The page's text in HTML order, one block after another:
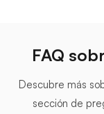
FAQ
Descubre más
sección de